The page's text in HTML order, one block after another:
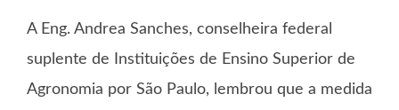
A Eng. Andrea Sanches, conselheira federal
suplente de Instituições de Ensino Superior de
Agronomia por São Paulo, lembrou que a medida